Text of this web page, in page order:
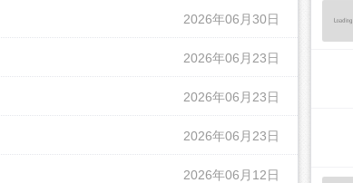
2026年06月30日
2026年06月23日
2026年06月23日
2026年06月23日
2026年06月12日